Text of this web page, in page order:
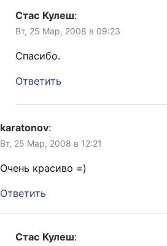
Стас Кулеш:
Вт, 25 Мар, 2008 в 09:23
Спасибо.
Ответить
karatonov:
Вт, 25 Мар, 2008 в 12:21
Очень красиво =)
Ответить
Стас Кулеш: